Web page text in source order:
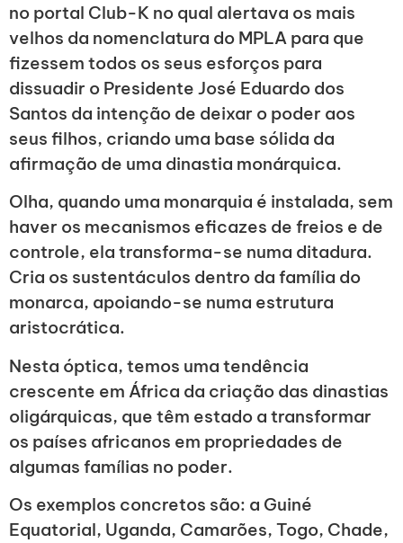
no portal Club-K no qual alertava os mais
velhos da nomenclatura do MPLA para que
fizessem todos os seus esforços para
dissuadir o Presidente José Eduardo dos
Santos da intenção de deixar o poder aos
seus filhos, criando uma base sólida da
afirmação de uma dinastia monárquica.
Olha, quando uma monarquia é instalada, sem
haver os mecanismos eficazes de freios e de
controle, ela transforma-se numa ditadura.
Cria os sustentáculos dentro da família do
monarca, apoiando-se numa estrutura
aristocrática.
Nesta óptica, temos uma tendência
crescente em África da criação das dinastias
oligárquicas, que têm estado a transformar
os países africanos em propriedades de
algumas famílias no poder.
Os exemplos concretos são: a Guiné
Equatorial, Uganda, Camarões, Togo, Chade,